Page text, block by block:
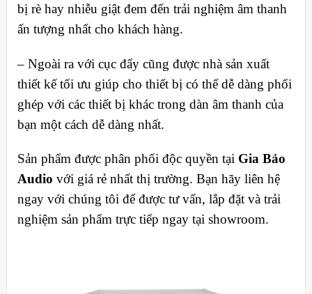
bị rè hay nhiễu giật đem đến trải nghiệm âm thanh
ấn tượng nhất cho khách hàng.
– Ngoài ra với cục đẩy cũng được nhà sản xuất
thiết kế tối ưu giúp cho thiết bị có thể dễ dàng phối
ghép với các thiết bị khác trong dàn âm thanh của
bạn một cách dễ dàng nhất.
Sản phẩm được phân phối độc quyền tại Gia Bảo
Audio với giá rẻ nhất thị trường. Bạn hãy liên hệ
ngay với chúng tôi để được tư vấn, lắp đặt và trải
nghiệm sản phẩm trực tiếp ngay tại showroom.